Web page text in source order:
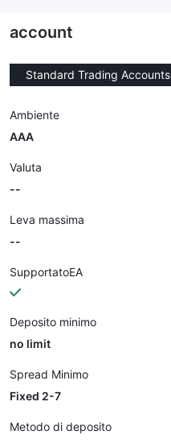
account
Standard Trading Accounts
Ambiente
AAA
Valuta
--
Leva massima
--
SupportatoEA
Deposito minimo
no limit
Spread Minimo
Fixed 2-7
Metodo di deposito